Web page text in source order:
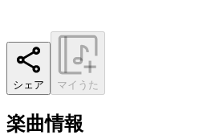
シェア マイうた
楽曲情報